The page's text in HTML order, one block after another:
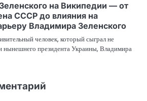
на Википедии — от
СССР до влияния на
Владимира Зеленского
человек, который сыграл не
президента Украины, Владимира